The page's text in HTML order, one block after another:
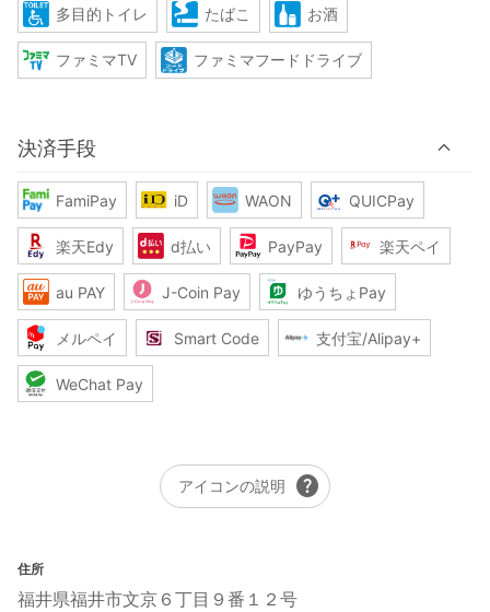
多目的トイレ たばこ お酒
ファミマTV ファミマフードドライブ
決済手段
FamiPay iD WAON QUICPay
楽天Edy d払い PayPay 楽天ペイ
au PAY J-Coin Pay ゆうちょPay
メルペイ Smart Code 支付宝/Alipay+
WeChat Pay
アイコンの説明 help
住所
福井県福井市文京６丁目９番１２号